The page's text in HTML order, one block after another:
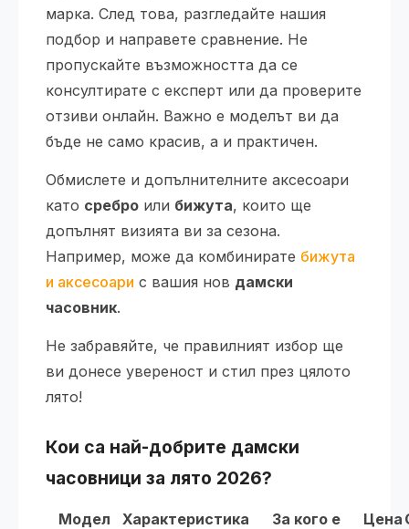
марка. След това, разгледайте нашия
подбор и направете сравнение. Не
пропускайте възможността да се
консултирате с експерт или да проверите
отзиви онлайн. Важно е моделът ви да
бъде не само красив, а и практичен.
Обмислете и допълнителните аксесоари
като сребро или бижута, които ще
допълнят визията ви за сезона.
Например, може да комбинирате бижута
и аксесоари с вашия нов дамски
часовник.
Не забравяйте, че правилният избор ще
ви донесе увереност и стил през цялото
лято!
Кои са най-добрите дамски
часовници за лято 2026?
Модел Характеристика За кого е Цена